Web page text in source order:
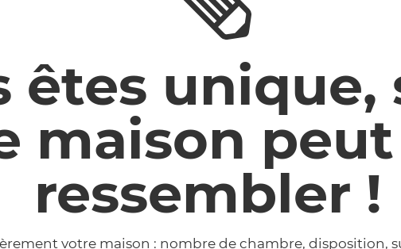
êtes unique,
maison
ressembler !
votre maison : nombre de chambre, disposition,